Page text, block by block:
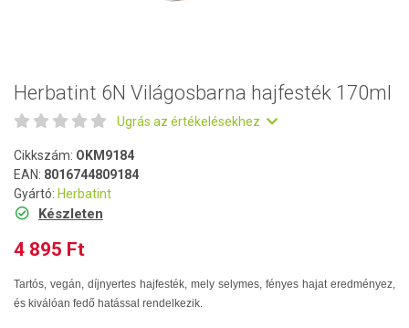
Herbatint 6N Világosbarna hajfesték 170ml
Ugrás az értékelésekhez
Cikkszám: OKM9184
EAN: 8016744809184
Gyártó: Herbatint
Készleten
4 895 Ft
Tartós, vegán, díjnyertes hajfesték, mely selymes, fényes hajat eredményez,
és kiválóan fedő hatással rendelkezik.